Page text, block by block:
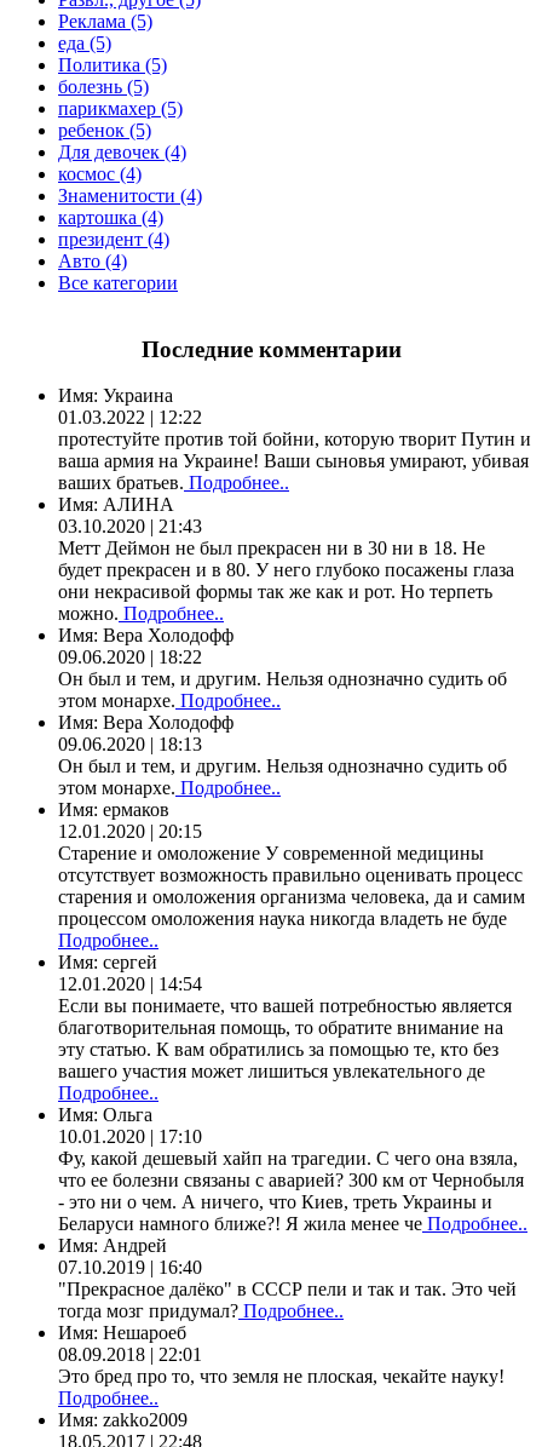
Реклама (5)
еда (5)
Политика (5)
болезнь (5)
парикмахер (5)
ребенок (5)
Для девочек (4)
космос (4)
Знаменитости (4)
картошка (4)
президент (4)
Авто (4)
Все категории
Последние комментарии
Имя: Украина
01.03.2022 | 12:22
протестуйте против той бойни, которую творит Путин и
ваша армия на Украине! Ваши сыновья умирают, убивая
ваших братьев. Подробнее..
Имя: АЛИНА
03.10.2020 | 21:43
Метт Деймон не был прекрасен ни в 30 ни в 18. Не
будет прекрасен и в 80. У него глубоко посажены глаза
они некрасивой формы так же как и рот. Но терпеть
можно. Подробнее..
Имя: Вера Холодофф
09.06.2020 | 18:22
Он был и тем, и другим. Нельзя однозначно судить об
этом монархе. Подробнее..
Имя: Вера Холодофф
09.06.2020 | 18:13
Он был и тем, и другим. Нельзя однозначно судить об
этом монархе. Подробнее..
Имя: ермаков
12.01.2020 | 20:15
Старение и омоложение У современной медицины
отсутствует возможность правильно оценивать процесс
старения и омоложения организма человека, да и самим
процессом омоложения наука никогда владеть не буде
Подробнее..
Имя: сергей
12.01.2020 | 14:54
Если вы понимаете, что вашей потребностью является
благотворительная помощь, то обратите внимание на
эту статью. К вам обратились за помощью те, кто без
вашего участия может лишиться увлекательного де
Подробнее..
Имя: Ольга
10.01.2020 | 17:10
Фу, какой дешевый хайп на трагедии. С чего она взяла,
что ее болезни связаны с аварией? 300 км от Чернобыля
- это ни о чем. А ничего, что Киев, треть Украины и
Беларуси намного ближе?! Я жила менее че Подробнее..
Имя: Андрей
07.10.2019 | 16:40
"Прекрасное далёко" в СССР пели и так и так. Это чей
тогда мозг придумал? Подробнее..
Имя: Нешароеб
08.09.2018 | 22:01
Это бред про то, что земля не плоская, чекайте науку!
Подробнее..
Имя: zakko2009
18.05.2017 | 22:48